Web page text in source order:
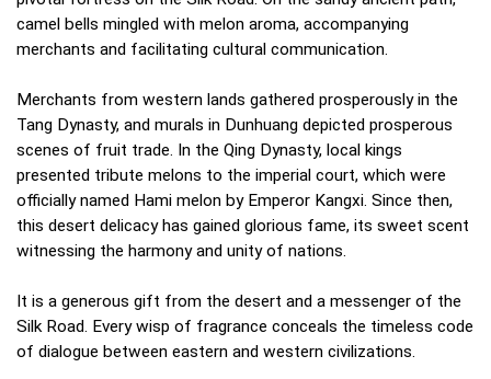
camel bells mingled with melon aroma, accompanying
merchants and facilitating cultural communication.
Merchants from western lands gathered prosperously in the
Tang Dynasty, and murals in Dunhuang depicted prosperous
scenes of fruit trade. In the Qing Dynasty, local kings
presented tribute melons to the imperial court, which were
officially named Hami melon by Emperor Kangxi. Since then,
this desert delicacy has gained glorious fame, its sweet scent
witnessing the harmony and unity of nations.
It is a generous gift from the desert and a messenger of the
Silk Road. Every wisp of fragrance conceals the timeless code
of dialogue between eastern and western civilizations.